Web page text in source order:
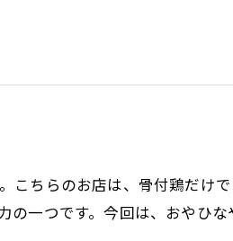
こちらのお店は、骨付鶏だけ
の一つです。今回は、おやひな